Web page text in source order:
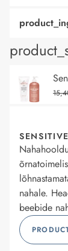
SENSITIVE
nahale.
beebide